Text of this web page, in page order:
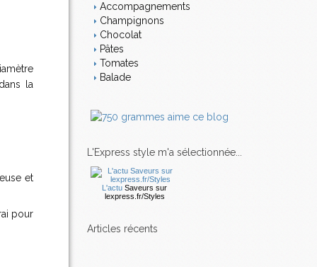
la
et
pour
Accompagnements
Champignons
Chocolat
Pâtes
Tomates
Balade
L'Express style m'a sélectionnée...
L'actu Saveurs sur
lexpress.fr/Styles
articles récents